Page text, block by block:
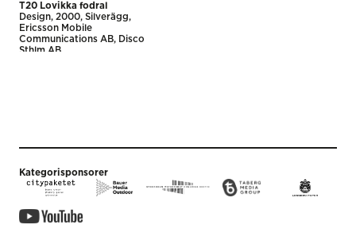
T20 Lovikka fodral
Design 2000 Silverägg
Ericsson Mobile
Communications AB
Disco
Sthlm AB
Kategorisponsorer